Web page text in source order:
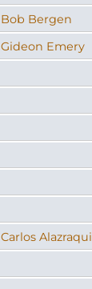
Bob Bergen
Gideon Emery
Carlos Alazraqui